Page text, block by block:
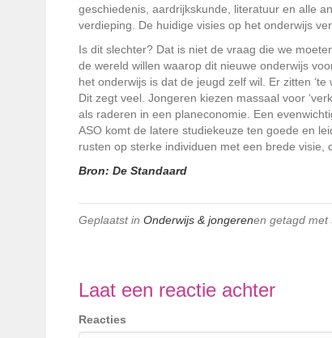
geschiedenis, aardrijkskunde, literatuur en alle
verdieping. De huidige visies op het onderwijs
Is dit slechter? Dat is niet de vraag die we
de wereld willen waarop dit nieuwe onderwijs
het onderwijs is dat de jeugd zelf wil. Er zitten
Dit zegt veel. Jongeren kiezen massaal voor
als raderen in een planeconomie. Een
ASO komt de latere studiekeuze ten goede en
rusten op sterke individuen met een brede visie,
Bron: De Standaard
Geplaatst in Onderwijs & jongerenen getagd met
Laat een reactie achter
Reacties